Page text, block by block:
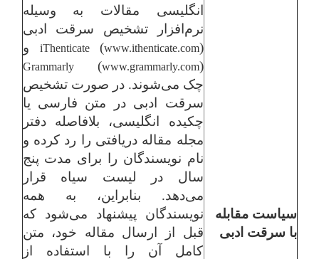
سیاست مقابله
با سرقت ادبی
انگلیسی مقالات به وسیله
نرم‌افزار تشخیص سرقت ادبی
iThenticate (www.ithenticate.com) و
Grammarly (www.grammarly.com)
چک می‌شوند. در صورت تشخیص
سرقت ادبی در متن فارسی یا
چکیده انگلیسی، بلافاصله دفتر
مجله مقاله دریافتی را رد کرده و
نام نویسندگان را برای مدت پنج
سال در لیست سیاه قرار
می‌دهد. بنابراین، به همه
نویسندگان پیشنهاد می‌شود که
قبل از ارسال مقاله خود، متن
کامل آن را با استفاده از